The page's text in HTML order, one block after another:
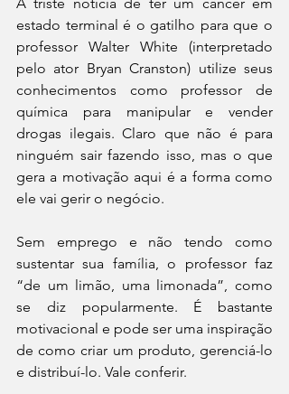
A triste notícia de ter um câncer em
estado terminal é o gatilho para que o
professor Walter White (interpretado
pelo ator Bryan Cranston) utilize seus
conhecimentos como professor de
química para manipular e vender
drogas ilegais. Claro que não é para
ninguém sair fazendo isso, mas o que
gera a motivação aqui é a forma como
ele vai gerir o negócio.
Sem emprego e não tendo como
sustentar sua família, o professor faz
“de um limão, uma limonada”, como
se diz popularmente. É bastante
motivacional e pode ser uma inspiração
de como criar um produto, gerenciá-lo
e distribuí-lo. Vale conferir.